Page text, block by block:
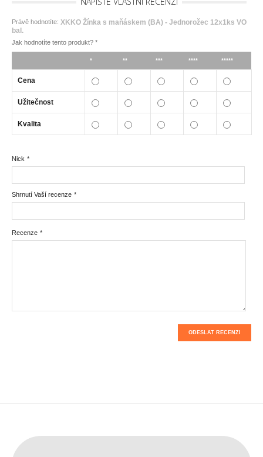
Právě hodnotíte: XKKO Žínka s maňáskem (BA) - Jednorožec 12x1ks VO
bal.
Jak hodnotíte tento produkt? *
* ** *** **** *****
Cena
Užitečnost
Kvalita
*
Nick
*
Shrnutí Vaší recenze
*
Recenze
ODESLAT RECENZI